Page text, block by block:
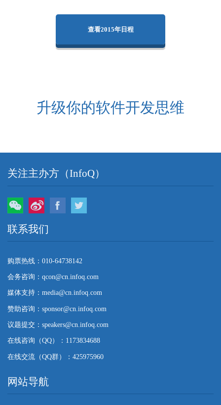
查看2015年日程
升级你的软件开发思维
关注主办方（InfoQ）
微信 微博 Facebook
联系我们
购票热线：010-64738142
会务咨询：qcon@cn.infoq.com
媒体支持：media@cn.infoq.com
赞助咨询：sponsor@cn.infoq.com
议题提交：speakers@cn.infoq.com
在线咨询（QQ）：1173834688
在线交流（QQ群）：425975960
网站导航